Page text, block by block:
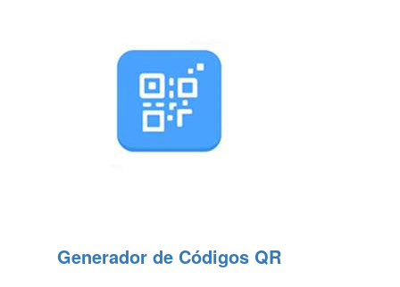
Generador de Códigos QR